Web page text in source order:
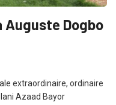
Auguste Dogbo
extraordinaire, ordinaire
Azaad Bayor